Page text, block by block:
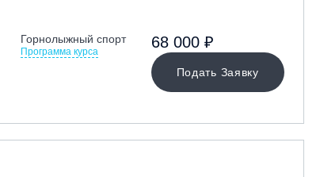
Горнолыжный спорт
Программа курса
Подать Заявку
68 000 ₽